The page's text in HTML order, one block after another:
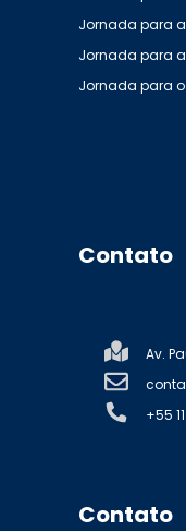
Jornada para
Jornada para
Jornada para
Contato
Av.
+55
Contato